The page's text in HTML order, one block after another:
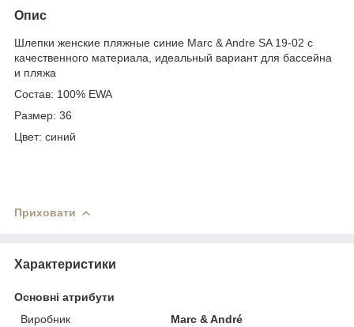
Опис
Шлепки женские пляжные синие Marc & Andre SA 19-02 с
качественного материала, идеальный вариант для бассейна
и пляжа
Состав: 100% EWA
Размер: 36
Цвет: синий
Приховати
Характеристики
Основні атрибути
Виробник
Marc & André